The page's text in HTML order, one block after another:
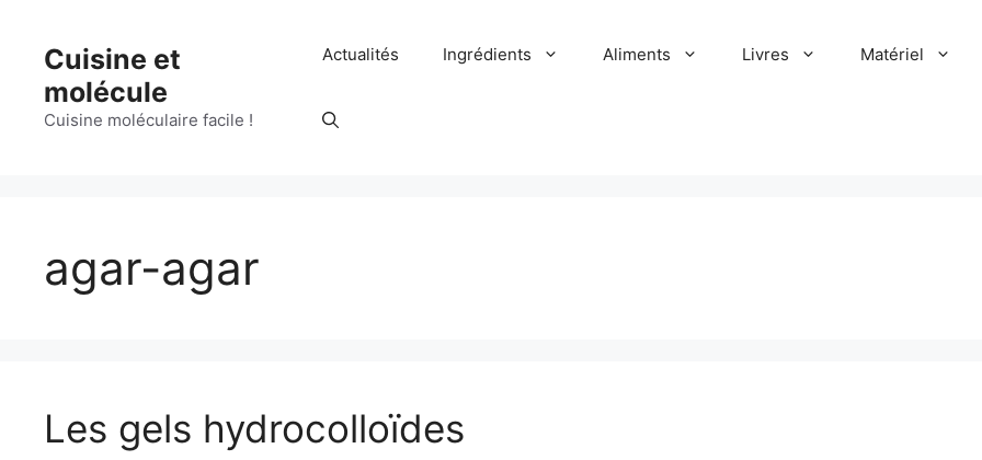
contenuCuisine et
molécule
Cuisine moléculaire facile !
Actualités Ingrédients Aliments Livres Matériel
agar-agar
Les gels hydrocolloïdes